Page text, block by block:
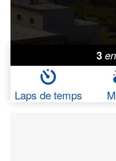
3
Laps de temps